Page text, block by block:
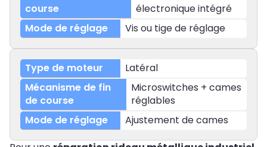
électronique intégré
Vis ou tige de réglage
Latéral
Microswitches + cames
réglables
Ajustement de cames